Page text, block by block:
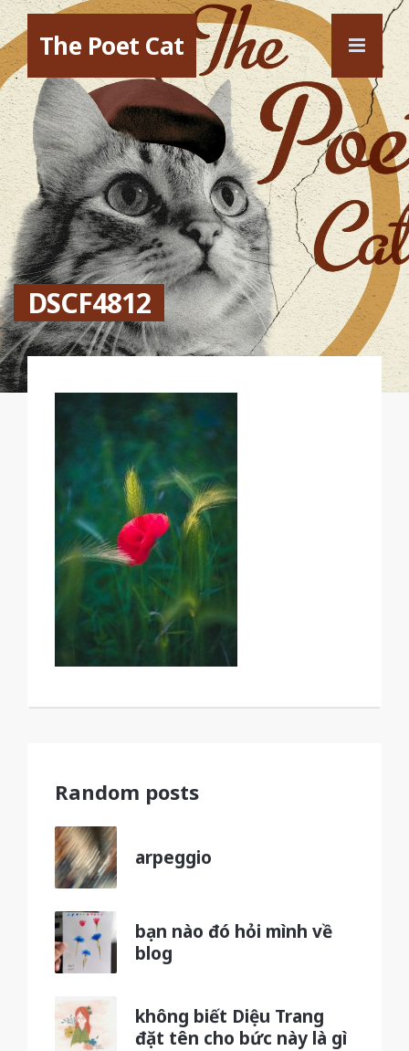
The Poet Cat
DSCF4812
Random posts
arpeggio
bạn nào đó hỏi mình về
blog
không biết Diệu Trang
đặt tên cho bức này là gì